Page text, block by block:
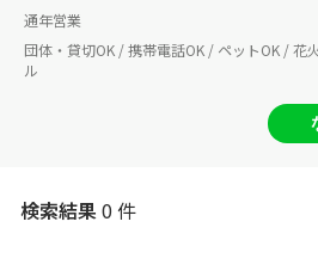
通年営業
団体・貸切OK / 携帯電話OK / ペットOK / 花
ル
検索結果0 件